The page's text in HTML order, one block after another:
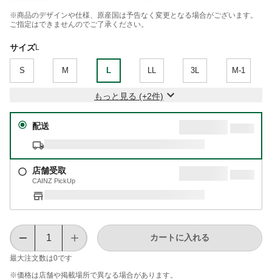
※商品のデザインや仕様、原産国は予告なく変更となる場合がございます。
ご指定はできませんのでご了承ください。
サイズL
S M L 3L M-1
もっと見る (+2件)
配送
店舗受取
CAINZ PickUp
最大注文数は0です
カートに入れる
※価格は​店舗や​掲載場所で​異なる​場合が​あります。